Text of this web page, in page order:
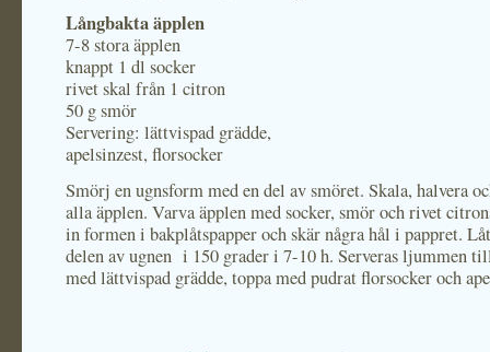
Långbakta äpplen
7-8 stora äpplen
knappt 1 dl socker
rivet skal från 1 citron
50 g smör
Servering: lättvispad grädde,
apelsinzest, florsocker
Smörj en ugnsform med en del av smöret. Skala, halvera
alla äpplen. Varva äpplen med socker, smör och rivet
in formen i bakplåtspapper och skär några hål i pappret.
delen av ugnen i 150 grader i 7-10 h. Serveras ljummen
med lättvispad grädde, toppa med pudrat florsocker och